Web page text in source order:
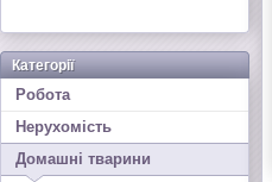
Категорії
Робота
Нерухомість
Домашні тварини